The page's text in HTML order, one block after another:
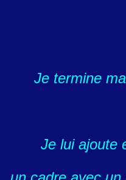
Je termine
Je lui ajoute